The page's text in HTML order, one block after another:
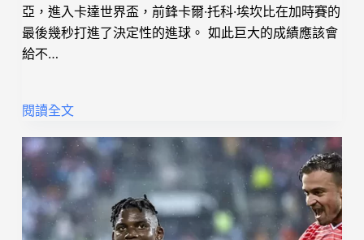
亞，進入卡達世界盃，前鋒卡爾·托科·埃坎​​比在加時賽的
最後幾秒打進了決定性的進球。 如此巨大的成績應該會
給不…
閱讀全文